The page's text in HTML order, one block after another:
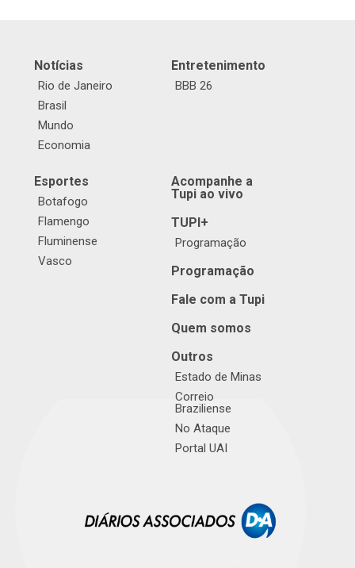
Notícias
Rio de Janeiro
Brasil
Mundo
Economia
Entretenimento
BBB 26
Esportes
Botafogo
Flamengo
Fluminense
Vasco
Acompanhe a
Tupi ao vivo
TUPI+
Programação
Programação
Fale com a Tupi
Quem somos
Outros
Estado de Minas
Correio
Braziliense
No Ataque
Portal UAI